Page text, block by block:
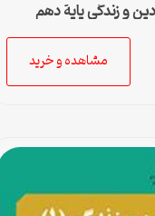
و زندگی پایۀ دهم
مشاهده و خرید